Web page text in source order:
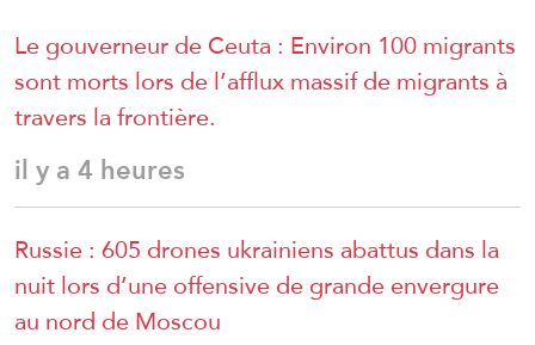
Le gouverneur de Ceuta : Environ 100 migrants
sont morts lors de l’afflux massif de migrants à
travers la frontière.
il y a 4 heures
Russie : 605 drones ukrainiens abattus dans la
nuit lors d’une offensive de grande envergure
au nord de Moscou